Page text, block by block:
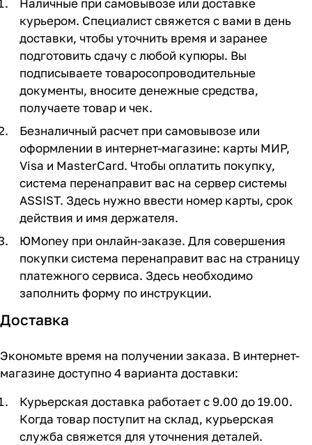
Наличные при самовывозе или доставке
курьером. Специалист свяжется с вами в день
доставки, чтобы уточнить время и заранее
подготовить сдачу с любой купюры. Вы
подписываете товаросопроводительные
документы, вносите денежные средства,
получаете товар и чек.
Безналичный расчет при самовывозе или
оформлении в интернет-магазине: карты МИР,
Visa и MasterCard. Чтобы оплатить покупку,
система перенаправит вас на сервер системы
ASSIST. Здесь нужно ввести номер карты, срок
действия и имя держателя.
ЮMoney при онлайн-заказе. Для совершения
покупки система перенаправит вас на страницу
платежного сервиса. Здесь необходимо
заполнить форму по инструкции.
Доставка
Экономьте время на получении заказа. В интернет-
магазине доступно 4 варианта доставки:
Курьерская доставка работает с 9.00 до 19.00.
Когда товар поступит на склад, курьерская
служба свяжется для уточнения деталей.